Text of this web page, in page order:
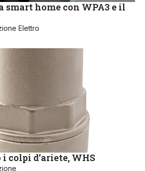
smart home con WPA3 e il
Elettro
colpi d’ariete, WHS